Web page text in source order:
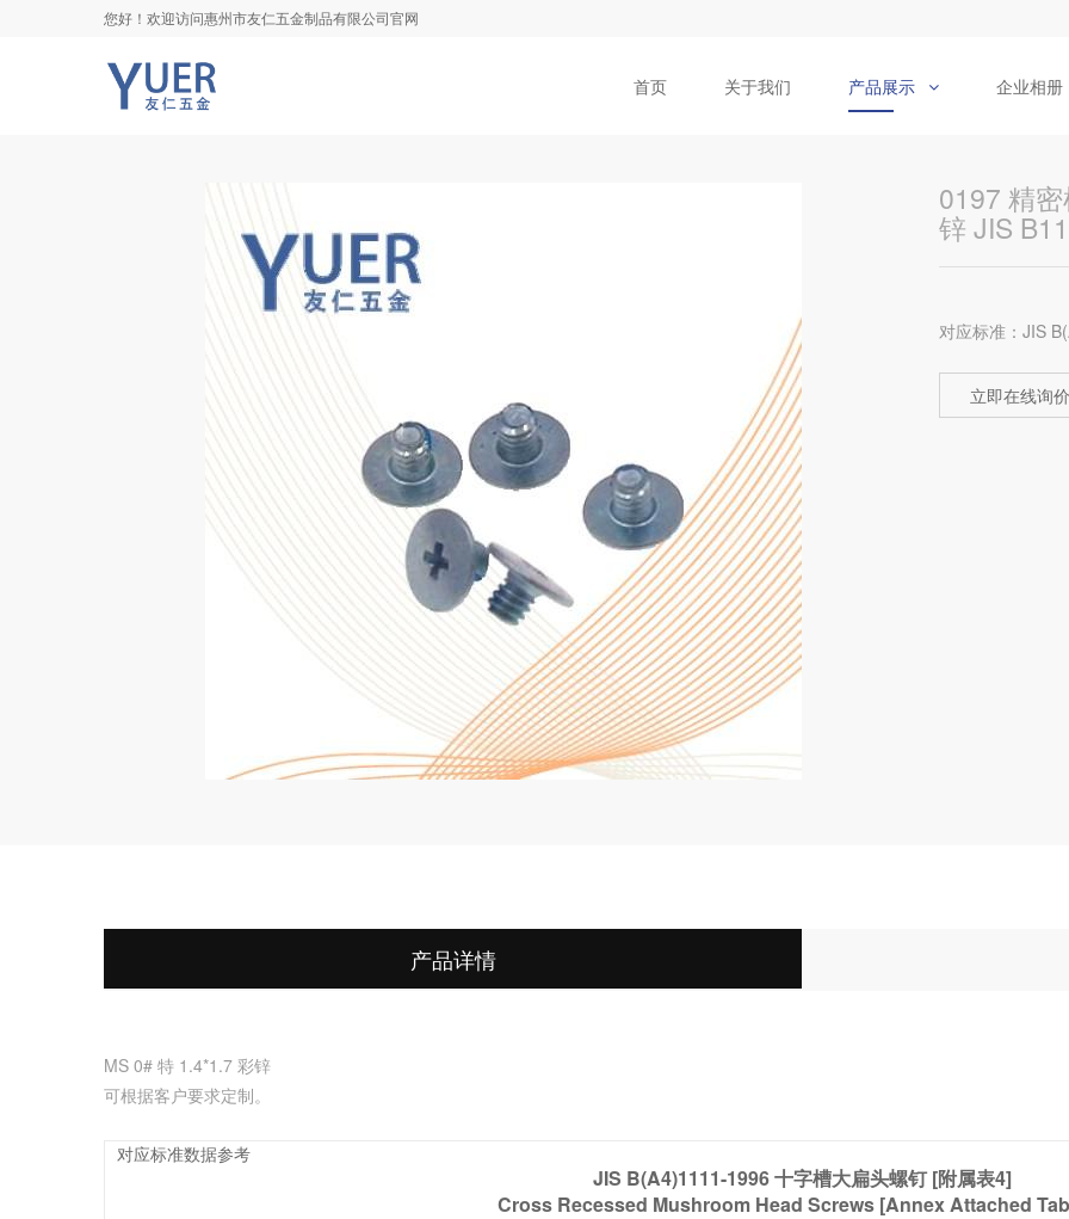
您好！欢迎访问惠州市友仁五金制品有限公司官网
首页 关于我们 产品展示 企业相册
0197 精
锌 JIS
对应标准：JIS
立即在线询
产品详情
MS 0# 特 1.4*1.7 彩锌
可根据客户要求定制。
对应标准数据参考
JIS B(A4)1111-1996 十字槽大扁头螺钉 [附属表4]
Cross Recessed Mushroom Head Screws [Annex Attached